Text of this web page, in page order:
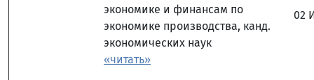
экономике и финансам по
экономике производства, канд.
экономических наук
«читать»
02